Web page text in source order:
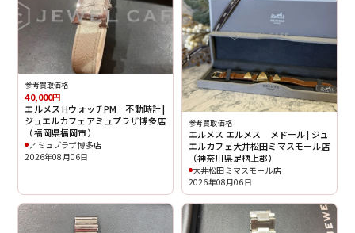
参考買取価格
40,000円
エルメス HウォッチPM 不動時計 |
ジュエルカフェアミュプラザ博多店
（福岡県福岡市）
アミュプラザ博多店
2026年08月06日
参考買取価格
エルメス エルメス メドール | ジュ
エルカフェ大井松田ミマスモール店
（神奈川県足柄上郡）
大井松田ミマスモール店
2026年08月06日